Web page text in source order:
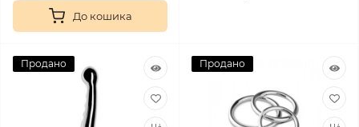
До кошика
Продано Продано